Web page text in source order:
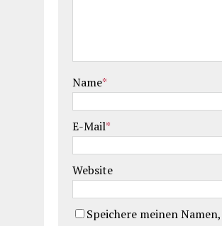
Name*
E-Mail*
Website
Speichere meinen